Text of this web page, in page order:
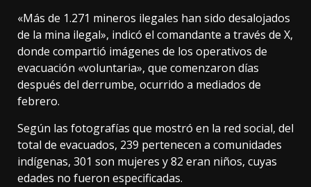
«Más de 1.271 mineros ilegales han sido desalojados
de la mina ilegal», indicó el comandante a través de X,
donde compartió imágenes de los operativos de
evacuación «voluntaria», que comenzaron días
después del derrumbe, ocurrido a mediados de
febrero.
Según las fotografías que mostró en la red social, del
total de evacuados, 239 pertenecen a comunidades
indígenas, 301 son mujeres y 82 eran niños, cuyas
edades no fueron especificadas.